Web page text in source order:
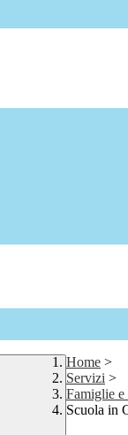
Home >
Servizi >
Famiglie e
Scuola in